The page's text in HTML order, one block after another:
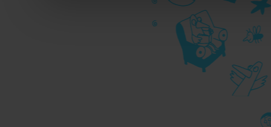
Per maggiori dettagli
durante la
privacy sui cookie, ti
informativa cookie
Chiudendo il banner